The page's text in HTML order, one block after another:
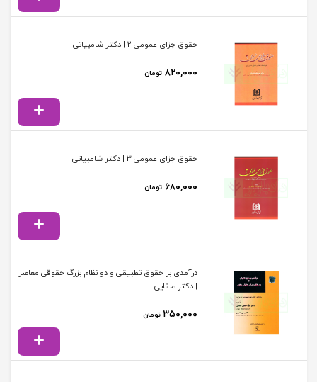
حقوق جزای عمومی 2 | دکتر شامبیاتی
۸۲۰,۰۰۰ تومان
حقوق جزای عمومی 3 | دکتر شامبیاتی
۶۸۰,۰۰۰ تومان
درآمدی بر حقوق تطبیقی و دو نظام بزرگ حقوقی معاصر
| دکتر صفایی
۳۵۰,۰۰۰ تومان